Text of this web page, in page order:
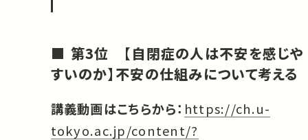
第3位 【自閉症の人は不安を感じや
すいのか】不安の仕組みについて考える
講義動画はこちらから： https://ch.u-
tokyo.ac.jp/content/?